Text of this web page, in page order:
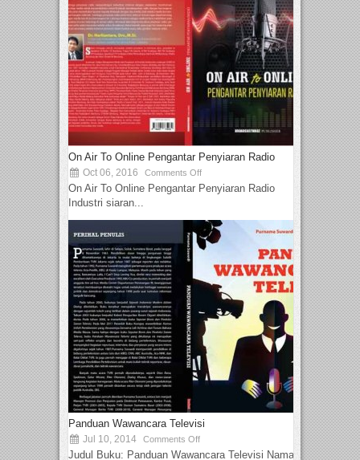
On Air To Online Pengantar Penyiaran Radio
Oct 06, 2016 Comments Off
On Air To Online Pengantar Penyiaran Radio
Industri siaran...
Panduan Wawancara Televisi
Jul 10, 2014 Comments Off
Judul Buku: Panduan Wawancara Televisi Nama